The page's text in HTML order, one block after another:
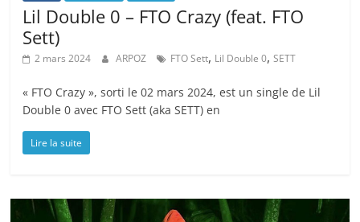
Lil Double 0 – FTO Crazy (feat. FTO
Sett)
2 mars 2024 ARPOZ FTO Sett, Lil Double 0,SETT
« FTO Crazy », sorti le 02 mars 2024, est un single de Lil
Double 0 avec FTO Sett (aka SETT) en
Lire la suite